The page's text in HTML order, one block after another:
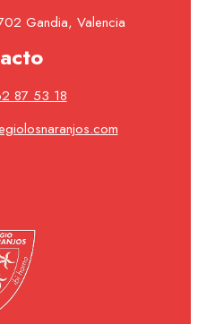
Gandia, Valencia
87 53 18